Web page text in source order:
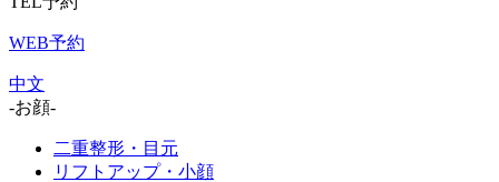
WEB予約
中文
-お顔-
二重整形・目元
リフトアップ・小顔